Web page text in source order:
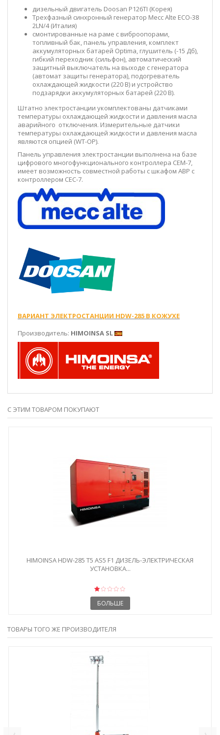
дизельный двигатель Doosan P126TI (Корея)
Трехфазный синхронный генератор Месс Alte ECO-38
2LN/4 (Италия)
смонтированные на раме с виброопорами,
топливный бак, панель управления, комплект
аккумуляторных батарей Optima, глушитель (-15 Дб),
гибкий переходник (сильфон), автоматический
защитный выключатель на выходе с генератора
(автомат защиты генератора), подогреватель
охлаждающей жидкости (220 В) и устройство
подзарядки аккумуляторных батарей (220 В).
Штатно электростанции укомплектованы датчиками
температуры охлаждающей жидкости и давления масла
аварийного отключения. Измерительные датчики
температуры охлаждающей жидкости и давления масла
являются опцией (WT-OP).
Панель управления электростанции выполнена на базе
цифрового многофункционального контроллера CEM-7,
имеет возможность совместной работы с шкафом АВР с
контроллером CEС-7.
ВАРИАНТ ЭЛЕКТРОСТАНЦИИ HDW-285 В КОЖУХЕ
Производитель: HIMOINSA SL
С ЭТИМ ТОВАРОМ ПОКУПАЮТ
HIMOINSA HDW-285 T5 AS5 F1 ДИЗЕЛЬ-ЭЛЕКТРИЧЕСКАЯ
УСТАНОВКА...
БОЛЬШЕ
ТОВАРЫ ТОГО ЖЕ ПРОИЗВОДИТЕЛЯ